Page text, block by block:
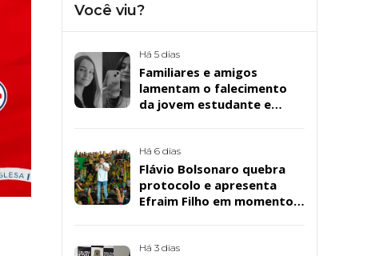
Você viu?
Há 5 dias
Familiares e amigos
lamentam o falecimento
da jovem estudante e
Santos, em Patos
Há 6 dias
Flávio Bolsonaro quebra
protocolo e apresenta
Efraim Filho em momento
Há 3 dias